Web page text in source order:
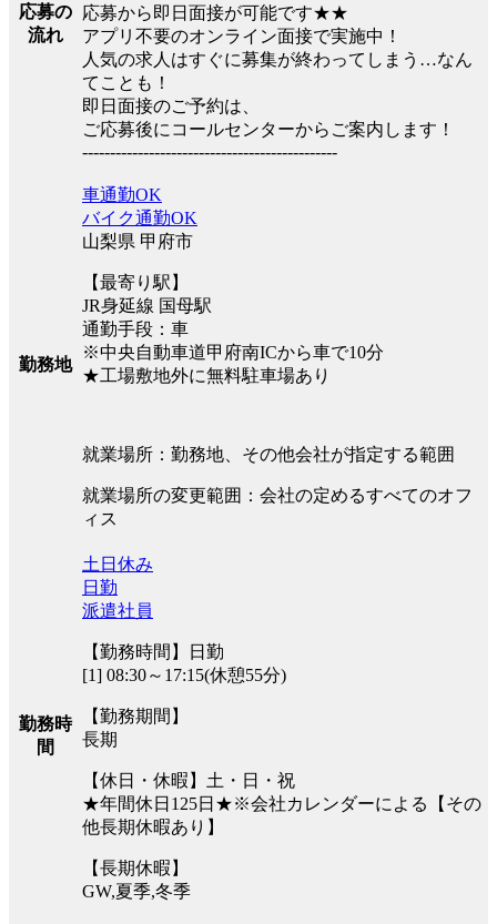
応募の
流れ
応募から即日面接が可能です★★
アプリ不要のオンライン面接で実施中！
人気の求人はすぐに募集が終わってしまう…なん
てことも！
即日面接のご予約は、
ご応募後にコールセンターからご案内します！
----------------------------------------------
勤務地
車通勤OK
バイク通勤OK
山梨県 甲府市
【最寄り駅】
JR身延線 国母駅
通勤手段：車
※中央自動車道甲府南ICから車で10分
★工場敷地外に無料駐車場あり
就業場所：勤務地、その他会社が指定する範囲
就業場所の変更範囲：会社の定めるすべてのオフ
ィス
勤務時
間
土日休み
日勤
派遣社員
【勤務時間】日勤
[1] 08:30～17:15(休憩55分)
【勤務期間】
長期
【休日・休暇】土・日・祝
★年間休日125日★※会社カレンダーによる【その
他長期休暇あり】
【長期休暇】
GW,夏季,冬季